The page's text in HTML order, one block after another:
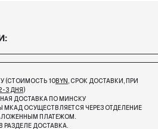
(СТОИМОСТЬ 10BYN, СРОК ДОСТАВКИ, ПРИ
3 ДНЯ )
ДОСТАВКА ПО МИНСКУ
МКАД ОСУЩЕСТВЛЯЕТСЯ ЧЕРЕЗ ОТДЕЛЕНИЕ
ПЛАТЕЖОМ.
ДОСТАВКА.